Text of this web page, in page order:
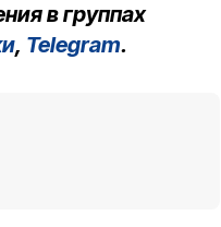
в группах
, Telegram.